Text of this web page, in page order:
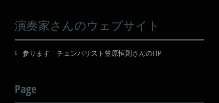
演奏家さんのウェブサイト
参ります チェンバリスト笠原恒則さんのHP
Page